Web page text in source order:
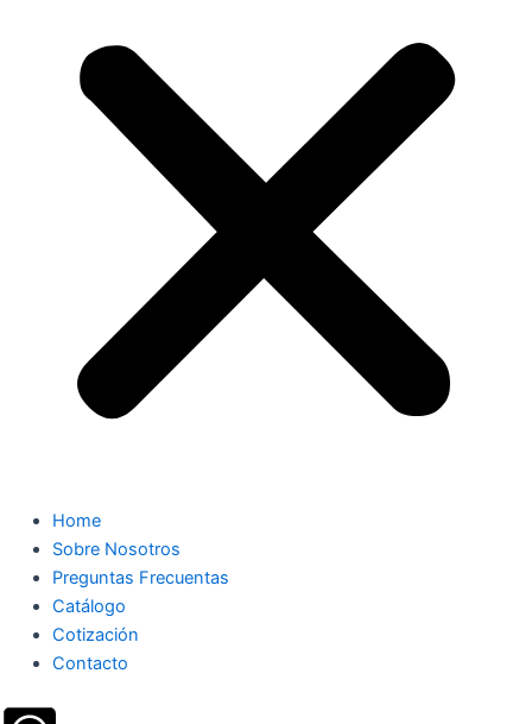
Home
Sobre Nosotros
Preguntas Frecuentas
Catálogo
Cotización
Contacto